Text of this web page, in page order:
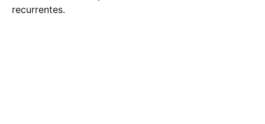
recurrentes.